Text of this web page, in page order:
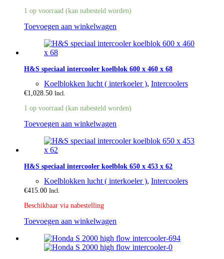
1 op voorraad (kan nabesteld worden)
Toevoegen aan winkelwagen
H&S speciaal intercooler koelblok 600 x 460 x 68
Koelblokken lucht ( interkoeler ), Intercoolers
€1,028.50 Incl.
1 op voorraad (kan nabesteld worden)
Toevoegen aan winkelwagen
H&S speciaal intercooler koelblok 650 x 453 x 62
Koelblokken lucht ( interkoeler ), Intercoolers
€415.00 Incl.
Beschikbaar via nabestelling
Toevoegen aan winkelwagen